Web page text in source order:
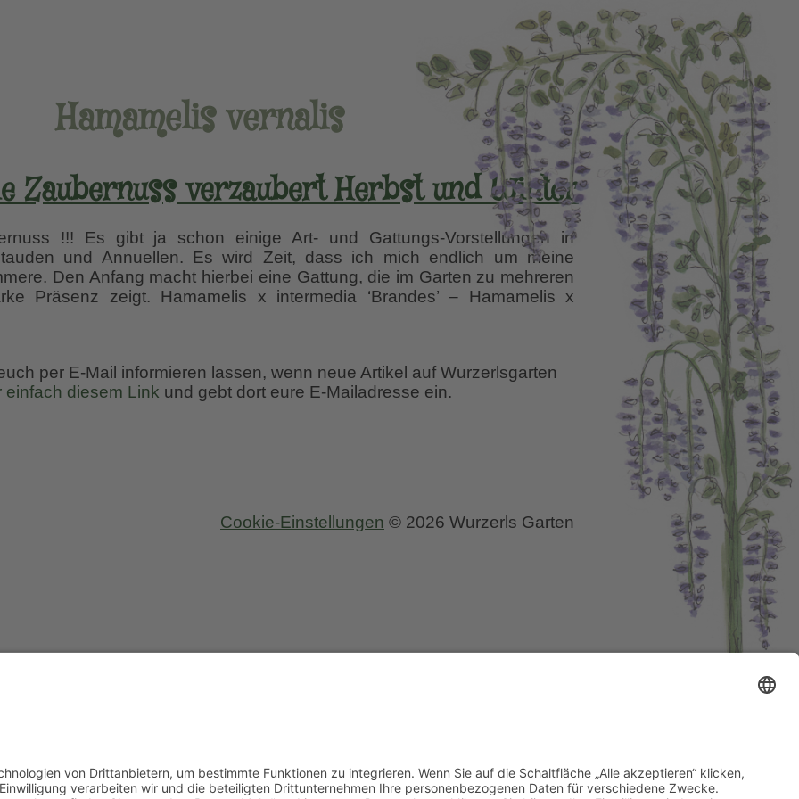
Hamamelis vernalis
Zaubernuss verzaubert Herbst und Winter
!!! Es gibt ja schon einige Art- und Gattungs-Vorstellungen in
und Annuellen. Es wird Zeit, dass ich mich endlich um meine
Den Anfang macht hierbei eine Gattung, die im Garten zu mehreren
Präsenz zeigt. Hamamelis x intermedia ‘Brandes’ – Hamamelis x
per E-Mail informieren lassen, wenn neue Artikel auf Wurzerlsgarten
einfach diesem Link und gebt dort eure E-Mailadresse ein.
Cookie-Einstellungen © 2026 Wurzerls Garten